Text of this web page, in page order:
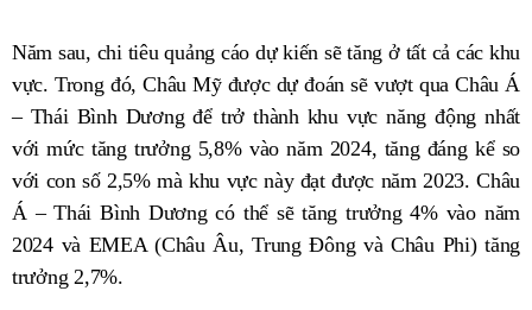
Năm sau, chi tiêu quảng cáo dự kiến ​​sẽ tăng ở tất cả các khu
vực. Trong đó, Châu Mỹ được dự đoán sẽ vượt qua Châu Á
– Thái Bình Dương để trở thành khu vực năng động nhất
với mức tăng trưởng 5,8% vào năm 2024, tăng đáng kể so
với con số 2,5% mà khu vực này đạt được năm 2023. Châu
Á – Thái Bình Dương có thể sẽ tăng trưởng 4% vào năm
2024 và EMEA (Châu Âu, Trung Đông và Châu Phi) tăng
trưởng 2,7%.